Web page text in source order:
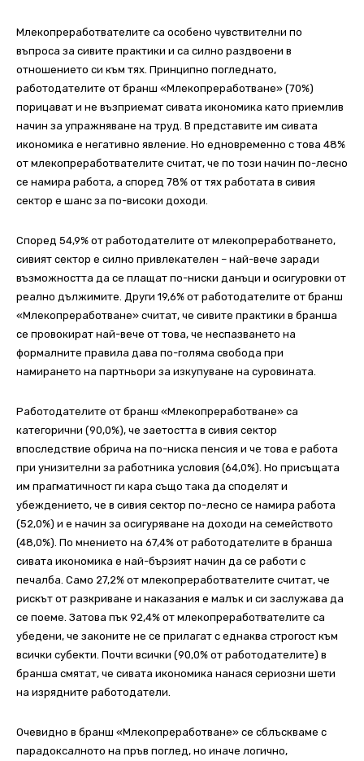
Млекопреработвателите са особено чувствителни по
въпроса за сивите практики и са силно раздвоени в
отношението си към тях. Принципно погледнато,
работодателите от бранш «Млекопреработване» (70%)
порицават и не възприемат сивата икономика като приемлив
начин за упражняване на труд. В представите им сивата
икономика е негативно явление. Но едновременно с това 48%
от млекопреработвателите считат, че по този начин по-лесно
се намира работа, а според 78% от тях работата в сивия
сектор е шанс за по-високи доходи.
Според 54,9% от работодателите от млекопреработването,
сивият сектор е силно привлекателен – най-вече заради
възможността да се плащат по-ниски данъци и осигуровки от
реално дължимите. Други 19,6% от работодателите от бранш
«Млекопреработване» считат, че сивите практики в бранша
се провокират най-вече от това, че неспазването на
формалните правила дава по-голяма свобода при
намирането на партньори за изкупуване на суровината.
Работодателите от бранш «Млекопреработване» са
категорични (90,0%), че заетостта в сивия сектор
впоследствие обрича на по-ниска пенсия и че това е работа
при унизителни за работника условия (64,0%). Но присъщата
им прагматичност ги кара също така да споделят и
убеждението, че в сивия сектор по-лесно се намира работа
(52,0%) и е начин за осигуряване на доходи на семейството
(48,0%). По мнението на 67,4% от работодателите в бранша
сивата икономика е най-бързият начин да се работи с
печалба. Само 27,2% от млекопреработвателите считат, че
рискът от разкриване и наказания е малък и си заслужава да
се поеме. Затова пък 92,4% от млекопреработвателите са
убедени, че законите не се прилагат с еднаква строгост към
всички субекти. Почти всички (90,0% от работодателите) в
бранша смятат, че сивата икономика нанася сериозни шети
на изрядните работодатели.
Очевидно в бранш «Млекопреработване» се сблъскваме с
парадоксалното на пръв поглед, но иначе логично,